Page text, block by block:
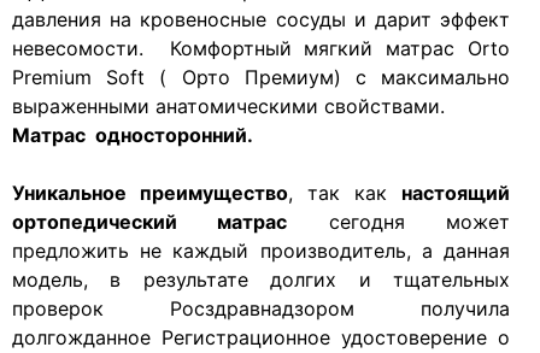
давления на кровеносные сосуды и дарит эффект
невесомости. Комфортный мягкий матрас Orto
Premium Soft ( Орто Премиум) с максимально
выраженными анатомическими свойствами.
Матрас односторонний.
Уникальное преимущество, так как настоящий
ортопедический матрас сегодня может
предложить не каждый производитель, а данная
модель, в результате долгих и тщательных
проверок Росздравнадзором получила
долгожданное Регистрационное удостоверение о